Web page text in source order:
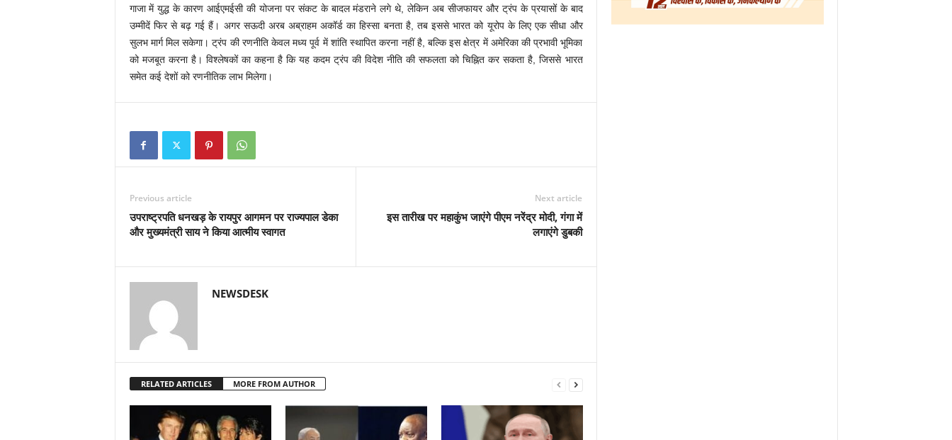
गाजा में युद्ध के कारण आईएमईसी की योजना पर संकट के बादल मंडराने लगे थे, लेकिन अब सीजफायर और ट्रंप के प्रयासों के बाद
उम्मीदें फिर से बढ़ गई हैं। अगर सऊदी अरब अब्राहम अकॉर्ड का हिस्सा बनता है, तब इससे भारत को यूरोप के लिए एक सीधा और
सुलभ मार्ग मिल सकेगा। ट्रंप की रणनीति केवल मध्य पूर्व में शांति स्थापित करना नहीं है, बल्कि इस क्षेत्र में अमेरिका की प्रभावी भूमिका
को मजबूत करना है। विश्लेषकों का कहना है कि यह कदम ट्रंप की विदेश नीति की सफलता को चिह्नित कर सकता है, जिससे भारत
समेत कई देशों को रणनीतिक लाभ मिलेगा।
Previous article
उपराष्ट्रपति धनखड़ के रायपुर आगमन पर राज्यपाल डेका
और मुख्यमंत्री साय ने किया आत्मीय स्वागत
Next article
इस तारीख पर महाकुंभ जाएंगे पीएम नरेंद्र मोदी, गंगा में
लगाएंगे डुबकी
NEWSDESK
RELATED ARTICLES MORE FROM AUTHOR